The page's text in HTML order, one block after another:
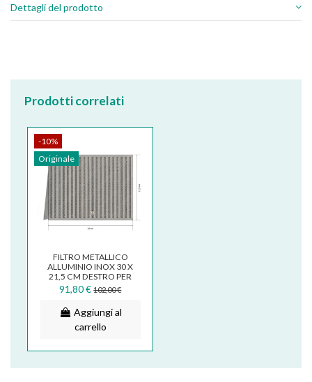
Dettagli del prodotto
Prodotti correlati
-10%
Originale
FILTRO METALLICO
ALLUMINIO INOX 30 X
21,5 CM DESTRO PER
CAPPA FABER NO DRIP
133.0640.832
91,80 € 102,00 €
Aggiungi al
carrello